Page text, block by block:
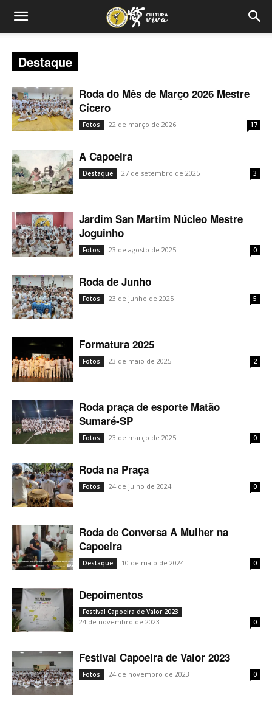
Destaque
Roda do Mês de Março 2026 Mestre
Cícero
Fotos 22 de março de 2026 17
A Capoeira
Destaque 27 de setembro de 2025 3
Jardim San Martim Núcleo Mestre
Joguinho
Fotos 23 de agosto de 2025 0
Roda de Junho
Fotos 23 de junho de 2025 5
Formatura 2025
Fotos 23 de maio de 2025 2
Roda praça de esporte Matão
Sumaré-SP
Fotos 23 de março de 2025 0
Roda na Praça
Fotos 24 de julho de 2024 0
Roda de Conversa A Mulher na
Capoeira
Destaque 10 de maio de 2024 0
Depoimentos
Festival Capoeira de Valor 2023
24 de novembro de 2023 0
Festival Capoeira de Valor 2023
Fotos 24 de novembro de 2023 0